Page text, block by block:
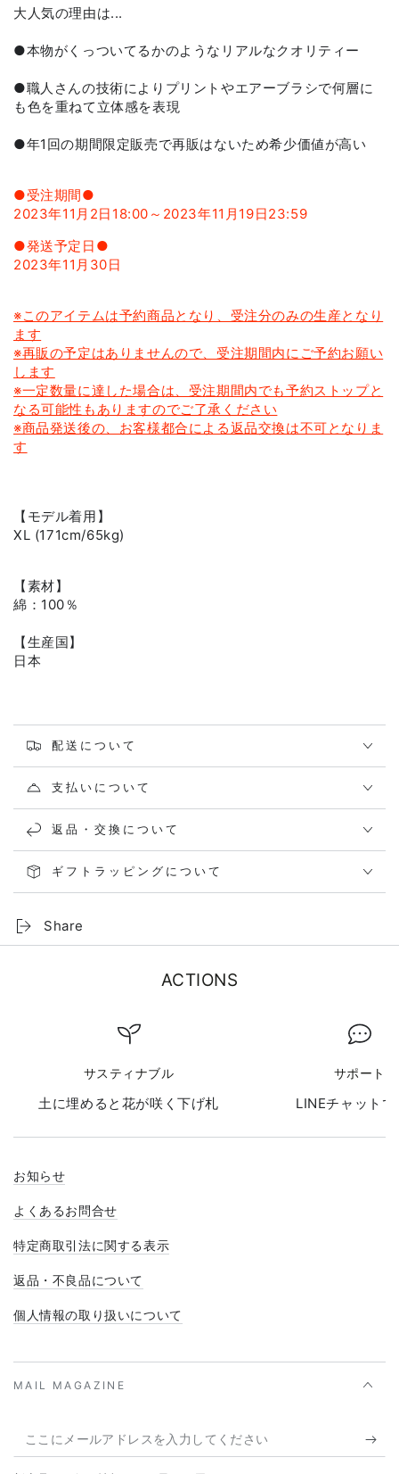
大人気の理由は...
●本物がくっついてるかのようなリアルなクオリティー
●職人さんの技術によりプリントやエアーブラシで何層に
も色を重ねて立体感を表現
●年1回の期間限定販売で再販はないため希少価値が高い
●受注期間●
2023年11月2日18:00～ 2023年11月19日23:59
●発送予定日●
2023年11月30日
※このアイテムは予約商品となり、受注分のみの生産となり
ます
※再販の予定はありませんので、受注期間内にご予約お願い
します
※一定数量に達した場合は、受注期間内でも予約ストップと
なる可能性もありますのでご了承ください
※商品発送後の、お客様都合による返品交換は不可となりま
す
【モデル着用】
XL (171cm/65kg)
【素材】
綿：100％
【生産国】
日本
配送について
支払いについて
返品・交換について
ギフトラッピングについて
Share
ACTIONS
サスティナブル
土に埋めると花が咲く下げ札
サポート
LINEチャット
お知らせ
よくあるお問合せ
特定商取引法に関する表示
返品・不良品について
個人情報の取り扱いについて
MAIL MAGAZINE
こ
こ